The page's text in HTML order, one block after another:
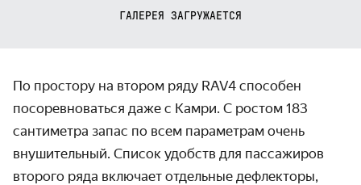
ГАЛЕРЕЯ ЗАГРУЖАЕТСЯ
По простору на втором ряду RAV4 способен
посоревноваться даже с Камри. С ростом 183
сантиметра запас по всем параметрам очень
внушительный. Список удобств для пассажиров
второго ряда включает отдельные дефлекторы,